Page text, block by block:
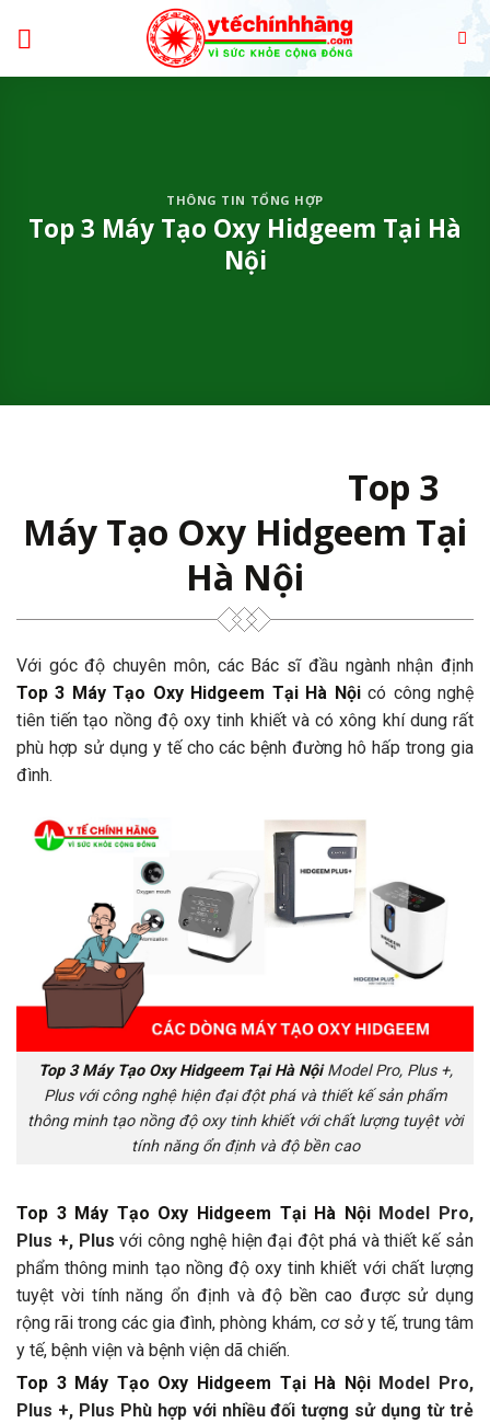
THÔNG TIN TỔNG HỢP
Top 3 Máy Tạo Oxy Hidgeem Tại Hà
Nội
Top 3
Máy Tạo Oxy Hidgeem Tại
Hà Nội
Với góc độ chuyên môn, các Bác sĩ đầu ngành nhận định
Top 3 Máy Tạo Oxy Hidgeem Tại Hà Nộicó công nghệ
tiên tiến tạo nồng độ oxy tinh khiết và có xông khí dung rất
phù hợp sử dụng y tế cho các bệnh đường hô hấp trong gia
đình.
Top 3 Máy Tạo Oxy Hidgeem Tại Hà NộiModel Pro, Plus +,
Plus với công nghệ hiện đại đột phá và thiết kế sản phẩm
thông minh tạo nồng độ oxy tinh khiết với chất lượng tuyệt vời
tính năng ổn định và độ bền cao
Top 3 Máy Tạo Oxy Hidgeem Tại Hà NộiModel Pro,
Plus +, Plus với công nghệ hiện đại đột phá và thiết kế sản
phẩm thông minh tạo nồng độ oxy tinh khiết với chất lượng
tuyệt vời tính năng ổn định và độ bền cao được sử dụng
rộng rãi trong các gia đình, phòng khám, cơ sở y tế, trung tâm
y tế, bệnh viện và bệnh viện dã chiến.
Top 3 Máy Tạo Oxy Hidgeem Tại Hà Nội Model Pro,
Plus +, Plus Phù hợp với nhiều đối tượng sử dụng từ trẻ